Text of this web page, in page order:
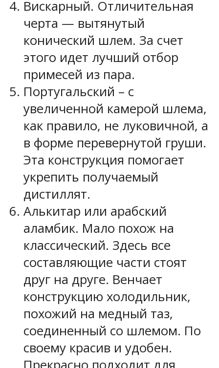
Вискарный. Отличительная
черта — вытянутый
конический шлем. За счет
этого идет лучший отбор
примесей из пара.
Португальский – с
увеличенной камерой шлема,
как правило, не луковичной, а
в форме перевернутой груши.
Эта конструкция помогает
укрепить получаемый
дистиллят.
Алькитар или арабский
аламбик. Мало похож на
классический. Здесь все
составляющие части стоят
друг на друге. Венчает
конструкцию холодильник,
похожий на медный таз,
соединенный со шлемом. По
своему красив и удобен.